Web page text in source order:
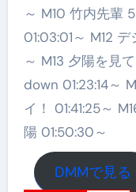
～ M10 竹内先輩
01:03:01～ M12
～ M13 夕陽を見
down 01:23:14～
イ！ 01:41:25～
陽 01:50:30～
DMMで見る